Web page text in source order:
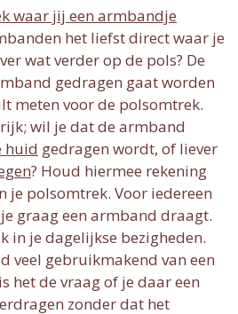
waar jij een armbandje
het liefst direct waar je
wat verder op de pols? De
gedragen gaat worden
meten voor de polsomtrek.
wil je dat de armband
huid gedragen wordt, of liever
? Houd hiermee rekening
je polsomtrek. Voor iedereen
graag een armband draagt.
in je dagelijkse bezigheden.
veel gebruikmakend van een
het de vraag of je daar een
zonder dat het